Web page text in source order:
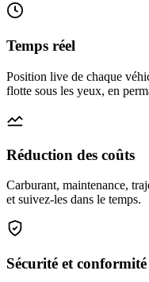
Temps réel
Position live de chaque
flotte sous les yeux, en
Réduction des coûts
Carburant, maintenance,
et suivez-les dans le temps.
Sécurité et conformité